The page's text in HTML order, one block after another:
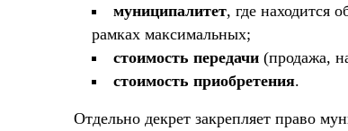
муниципалитет, где находится
рамках максимальных;
стоимость передачи (продажа,
стоимость приобретения.
Отдельно декрет закрепляет право